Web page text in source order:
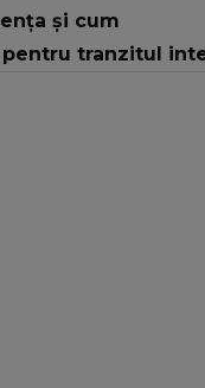
și cum
tranzitul